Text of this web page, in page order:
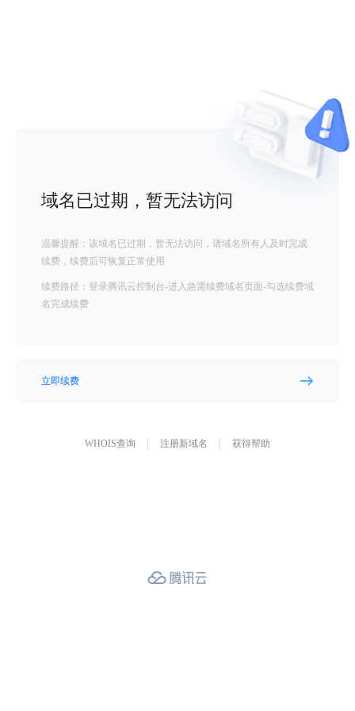
域名已过期，暂无法访问
温馨提醒：该域名已过期，暂无法访问，请域名所有人及时完成
续费，续费后可恢复正常使用
续费路径：登录腾讯云控制台-进入急需续费域名页面-勾选续费域
名完成续费
立即续费
WHOIS查询 注册新域名 获得帮助